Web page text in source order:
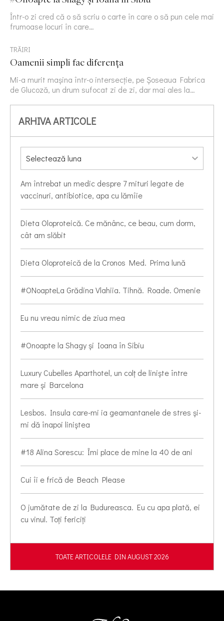
Într-o zi cred că o să scriu o carte în care o să pun cele mai
frumoase locuri în care…
TRĂIRI
Oamenii simpli fac diferența
Mi-a murit mașina într-o intersecție, pe Șoseaua Fabrica
de Glucoză, un drum sufocat zi de zi, dar mai ales la…
ARHIVA ARTICOLE
Am întrebat un medic despre 7 mituri legate de
vaccinuri, antibiotice, apa cu lămîie
Dieta Oloproteică. Ce mănânc, ce beau, cum dorm,
cât am slăbit
Dieta Oloproteică de la Cronos Med. Prima lună
#ONoapteLa Grădina Vlahiia. Tihnă. Roade. Omenie
Eu nu vreau nimic de ziua mea
#Onoapte la Shagy și Ioana în Sibiu
Luxury Cubelles Aparthotel, un colț de liniște între
mare și Barcelona
Lesbos. Insula care-mi ia geamantanele de stres și-
mi dă înapoi liniștea
#18 Alina Sorescu: Îmi place de mine la 40 de ani
Cui îi e frică de Beach Please
O jumătate de zi la Budureasca. Eu cu apa plată, ei
cu vinul. Toți fericiți
TOATE ARTICOLELE DIN AUGUST 2026